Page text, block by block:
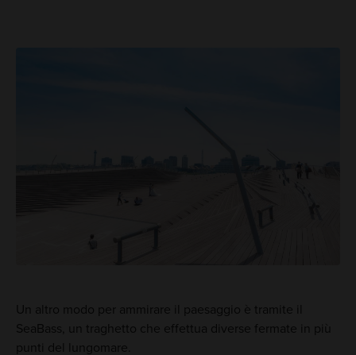
Un altro modo per ammirare il paesaggio è tramite il
SeaBass, un traghetto che effettua diverse fermate in più
punti del lungomare.